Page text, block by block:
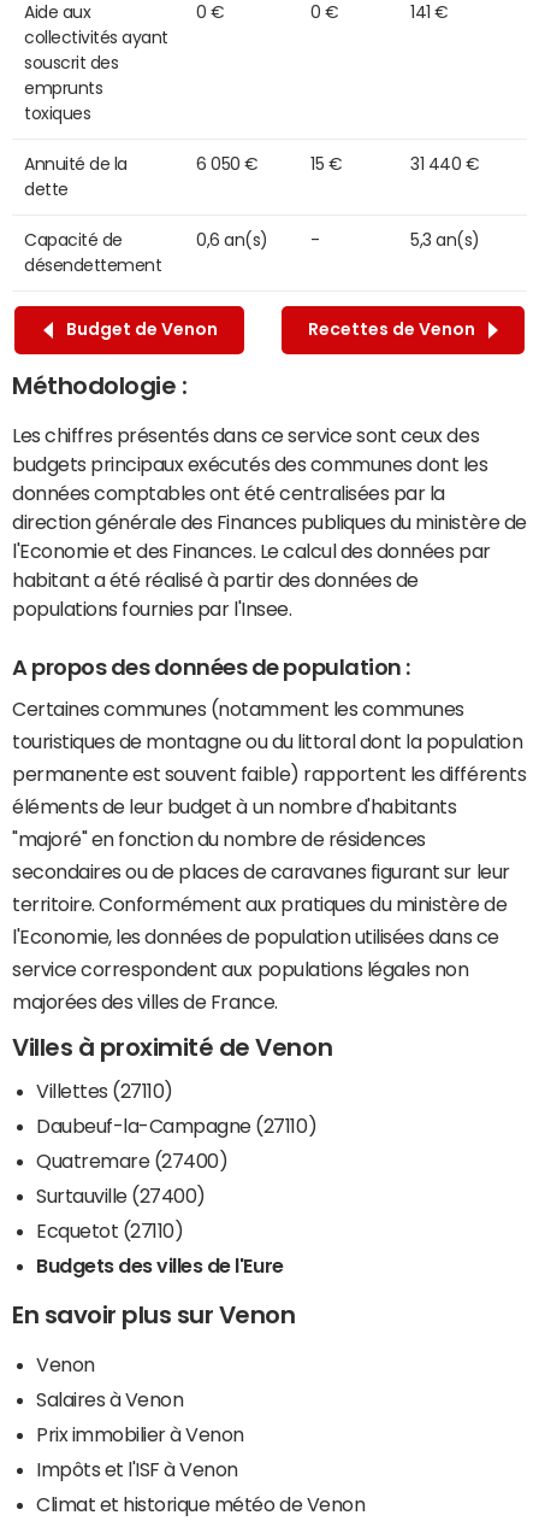
Aide aux
collectivités ayant
souscrit des
emprunts
toxiques
0 € 0 € 141 €
Annuité de la
dette
6 050 € 15 € 31 440 €
Capacité de
désendettement
0,6 an(s) - 5,3 an(s)
Budget de Venon Recettes de Venon
Méthodologie :
Les chiffres présentés dans ce service sont ceux des
budgets principaux exécutés des communes dont les
données comptables ont été centralisées par la
direction générale des Finances publiques du ministère de
l'Economie et des Finances. Le calcul des données par
habitant a été réalisé à partir des données de
populations fournies par l'Insee.
A propos des données de population :
Certaines communes (notamment les communes
touristiques de montagne ou du littoral dont la population
permanente est souvent faible) rapportent les différents
éléments de leur budget à un nombre d'habitants
"majoré" en fonction du nombre de résidences
secondaires ou de places de caravanes figurant sur leur
territoire. Conformément aux pratiques du ministère de
l'Economie, les données de population utilisées dans ce
service correspondent aux populations légales non
majorées des villes de France.
Villes à proximité de Venon
Villettes (27110)
Daubeuf-la-Campagne (27110)
Quatremare (27400)
Surtauville (27400)
Ecquetot (27110)
Budgets des villes de l'Eure
En savoir plus sur Venon
Venon
Salaires à Venon
Prix immobilier à Venon
Impôts et l'ISF à Venon
Climat et historique météo de Venon